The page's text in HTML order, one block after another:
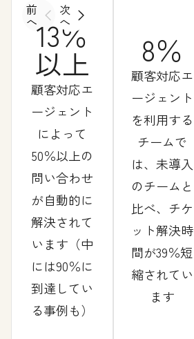
前
へ
次
へ
13％
以上
顧客対応エ
ージェント
によって
50％以上の
問い合わせ
が自動的に
解決されて
います（中
には90％に
到達してい
る事例も）
8％
顧客対応エ
ージェント
を利用する
チームで
は、未導入
のチームと
比べ、チケ
ット解決時
間が39％短
縮されてい
ます